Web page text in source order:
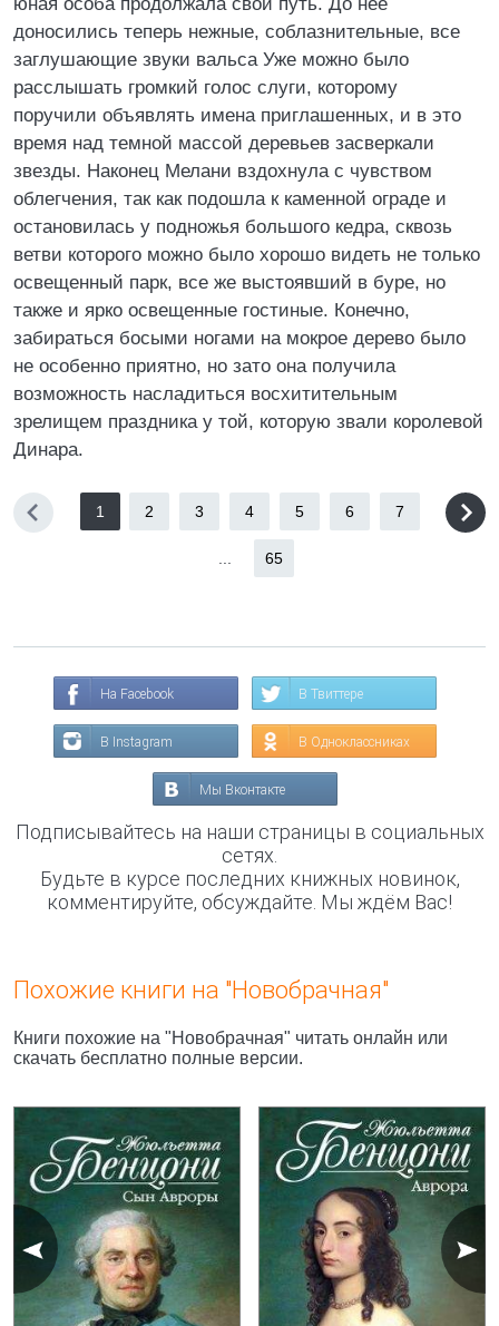
доносились теперь нежные, соблазнительные, все
заглушающие звуки вальса Уже можно было
расслышать громкий голос слуги, которому
поручили объявлять имена приглашенных, и в это
время над темной массой деревьев засверкали
звезды. Наконец Мелани вздохнула с чувством
облегчения, так как подошла к каменной ограде и
остановилась у подножья большого кедра, сквозь
ветви которого можно было хорошо видеть не только
освещенный парк, все же выстоявший в буре, но
также и ярко освещенные гостиные. Конечно,
забираться босыми ногами на мокрое дерево было
не особенно приятно, но зато она получила
возможность насладиться восхитительным
зрелищем праздника у той, которую звали королевой
Динара.
1 2 3 4 5 6 7
65
На Facebook В Твиттере
В Instagram В Одноклассниках
Мы Вконтакте
Подписывайтесь на наши страницы в социальных
сетях.
Будьте в курсе последних книжных новинок,
комментируйте, обсуждайте. Мы ждём Вас!
Похожие книги на "Новобрачная"
Книги похожие на "Новобрачная" читать онлайн или
скачать бесплатно полные версии.